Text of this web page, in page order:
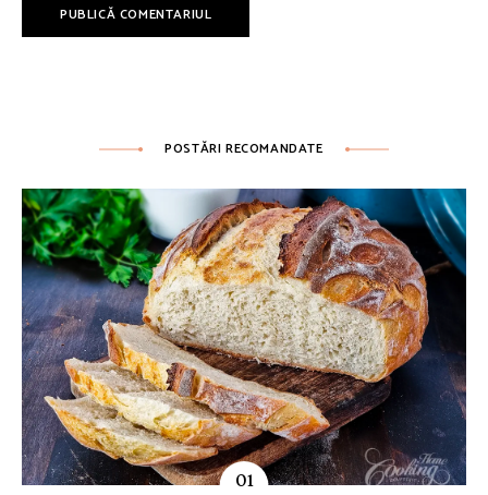
POSTĂRI RECOMANDATE